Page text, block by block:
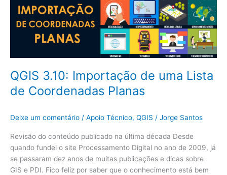
QGIS 3.10: Importação de uma Lista
de Coordenadas Planas
Deixe um comentário / Apoio Técnico, QGIS / Jorge Santos
Revisão do conteúdo publicado na última década Desde
quando fundei o site Processamento Digital no ano de 2009, já
se passaram dez anos de muitas publicações e dicas sobre
GIS e PDI. Fico feliz por saber que o conhecimento está bem
Planas